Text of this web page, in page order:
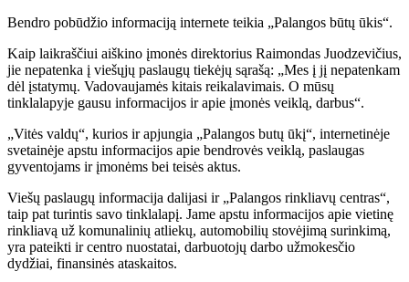
Bendro pobūdžio informaciją internete teikia „Palangos būtų ūkis“.
Kaip laikraščiui aiškino įmonės direktorius Raimondas Juodzevičius,
jie nepatenka į viešųjų paslaugų tiekėjų sąrašą: „Mes į jį nepatenkam
dėl įstatymų. Vadovaujamės kitais reikalavimais. O mūsų
tinklalapyje gausu informacijos ir apie įmonės veiklą, darbus“.
„Vitės valdų“, kurios ir apjungia „Palangos butų ūkį“, internetinėje
svetainėje apstu informacijos apie bendrovės veiklą, paslaugas
gyventojams ir įmonėms bei teisės aktus.
Viešų paslaugų informacija dalijasi ir „Palangos rinkliavų centras“,
taip pat turintis savo tinklalapį. Jame apstu informacijos apie vietinę
rinkliavą už komunalinių atliekų, automobilių stovėjimą surinkimą,
yra pateikti ir centro nuostatai, darbuotojų darbo užmokesčio
dydžiai, finansinės ataskaitos.